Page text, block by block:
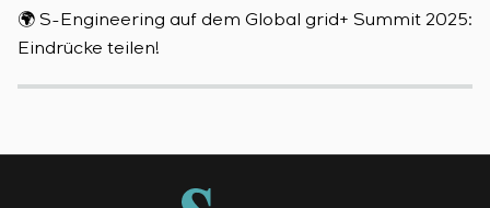
🌍 S-Engineering auf dem Global grid+ Summit 2025:
Eindrücke teilen!